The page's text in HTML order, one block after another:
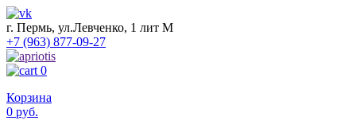
г. Пермь, ул.Левченко, 1 лит М
+7 (963) 877-09-27
0
Корзина
0 руб.